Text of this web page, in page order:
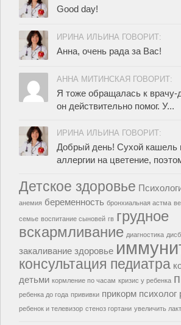
Good day!
ИРИНА ИЛЬИНА ГОВОРИТ:
Анна, очень рада за Вас!
АННА МИТИНСКАЯ ГОВОРИТ:
Я тоже обращалась к врачу-
он действительно помог. У...
ИРИНА ИЛЬИНА ГОВОРИТ:
Добрый день! Сухой кашель
аллергии на цветение,
Детское здоровье
анемия беременность бронхиальная астма
семье воспитание сыновей гв грудное
вскармливание диагностика
закаливание здоровье
консультация педиатра
детьми кормление по часам кризис у ребенка
ребенка до года прививки прикорм психолог
ребенок и телевизор стеноз гортани увеличить